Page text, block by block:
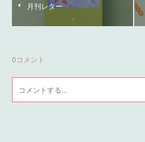
月刊レター
0コメント